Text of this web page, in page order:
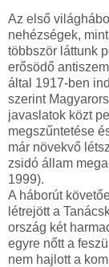
Az első
nehézségek,
többször láttunk
erősödő
által 1917-ben
szerint
javaslatok közt
megszűntetése
már növekvő
zsidó állam
1999).
A háborút
létrejött a
ország két
egyre nőtt a
nem hajlott a